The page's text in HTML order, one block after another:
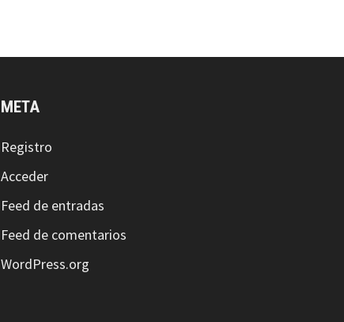
META
Registro
Acceder
Feed de entradas
Feed de comentarios
WordPress.org